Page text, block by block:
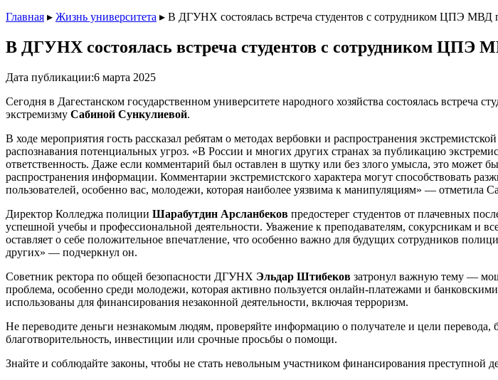
Главная ▸ Жизнь университета ▸ В ДГУНХ состоялась встреча студентов с сотрудником ЦПЭ МВД
В ДГУНХ состоялась встреча студентов с сотрудником ЦПЭ
Дата публикации:6 марта 2025
Сегодня в Дагестанском государственном университете народного хозяйства состоялась
экстремизму Сабиной Сункулиевой.
В ходе мероприятия гость рассказал ребятам о методах вербовки и распространения
распознавания потенциальных угроз. «В России и многих других странах за публикацию
ответственность. Даже если комментарий был оставлен в шутку или без злого умысла, это
распространения информации. Комментарии экстремистского характера могут способствовать
пользователей, особенно вас, молодежи, которая наиболее уязвима к манипуляциям» — отметила
Директор Колледжа полиции Шарабутдин Арсланбеков предостерег студентов от плачевных
успешной учебы и профессиональной деятельности. Уважение к преподавателям, сокурсникам
оставляет о себе положительное впечатление, что особенно важно для будущих сотрудников
других» — подчеркнул он.
Советник ректора по общей безопасности ДГУНХ Эльдар Штибеков затронул важную тему —
проблема, особенно среди молодежи, которая активно пользуется онлайн-платежами и
использованы для финансирования незаконной деятельности, включая терроризм.
Не переводите деньги незнакомым людям, проверяйте информацию о получателе и цели
благотворительность, инвестиции или срочные просьбы о помощи.
Знайте и соблюдайте законы, чтобы не стать невольным участником финансирования преступной